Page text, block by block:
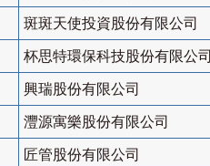
斑斑天使投資股份有限公司
杯思特環保科技股份有限公司
興瑞股份有限公司
灃源寓樂股份有限公司
匠管股份有限公司